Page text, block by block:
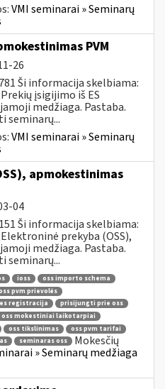
VMI seminarai » Seminarų
PVM
26
Ši informacija skelbiama:
įsigijimo iš ES
medžiaga. Pastaba.
seminarų...
VMI seminarai » Seminarų
apmokestinimas
04
Ši informacija skelbiama:
prekyba (OSS),
medžiaga. Pastaba.
seminarų...
ioss
oss importo schema
pvm prievolės
registracija
prisijungti prie oss
oss mokestiniai laikotarpiai
oss tikslinimas
oss pvm tarifai
seminaras oss
Mokesčių
» Seminarų medžiaga